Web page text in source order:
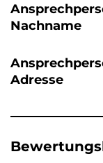
Nachname
Adresse